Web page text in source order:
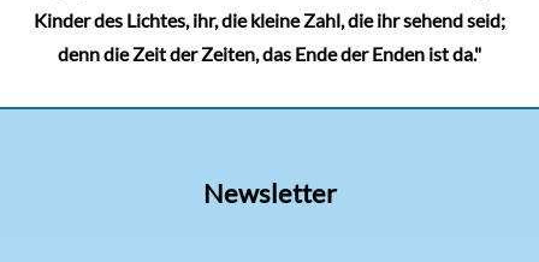
Kinder des Lichtes, ihr, die kleine Zahl, die ihr sehend seid;
denn die Zeit der Zeiten, das Ende der Enden ist da."
Newsletter